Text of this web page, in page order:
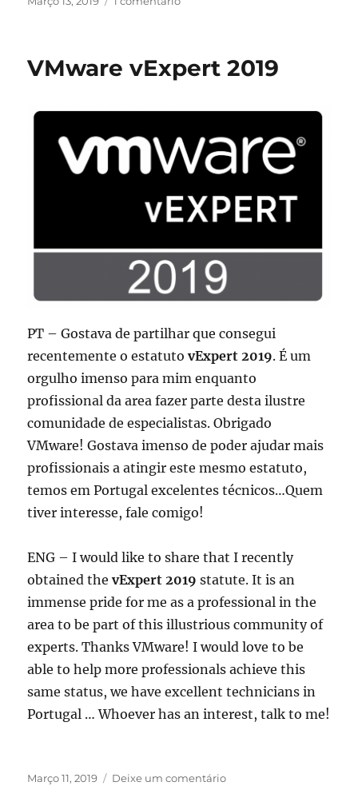
:-)
VMware vExpert 2019
PT – Gostava de partilhar que consegui
recentemente o estatutovExpert 2019. É um
orgulho imenso para mim enquanto
profissional da area fazer parte desta ilustre
comunidade de especialistas. Obrigado
VMware! Gostava imenso de poder ajudar mais
profissionais a atingir este mesmo estatuto,
temos em Portugal excelentes técnicos…Quem
tiver interesse, fale comigo!
ENG – I would like to share that I recently
obtained thevExpert 2019 statute. It is an
immense pride for me as a professional in the
area to be part of this illustrious community of
experts. Thanks VMware! I would love to be
able to help more professionals achieve this
same status, we have excellent technicians in
Portugal … Whoever has an interest, talk to me!
Publicado
Março 11, 2019 Deixe um comentáriosobre